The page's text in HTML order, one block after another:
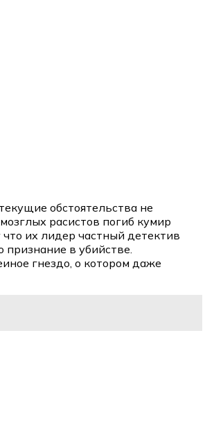
обстоятельства не
расистов погиб кумир
их лидер частный детектив
в убийстве.
гнездо, о котором даже